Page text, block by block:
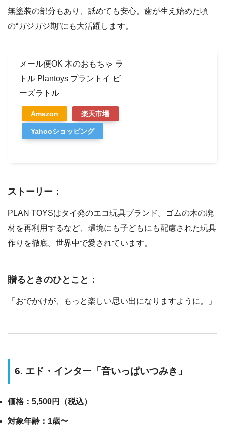
無塗装の部分もあり、舐めても安心。歯が生え始めた頃
の“ガジガジ期”にも大活躍します。
メール便OK 木のおもちゃ ラ
トル Plantoys プラントイ ビ
ーズラトル
Amazon 楽天市場
Yahooショッピング
ストーリー：
PLAN TOYSはタイ発のエコ玩具ブランド。ゴムの木の廃
材を再利用するなど、環境にも子どもにも配慮された玩具
作りを徹底。世界中で愛されています。
贈るときのひとこと：
「おでかけが、もっと楽しい思い出になりますように。」
6. エド・インター「音いっぱいつみき」
価格：5,500円（税込）
対象年齢：1歳〜